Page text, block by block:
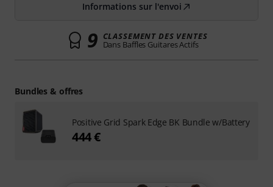
Informations sur l'envoi
9 CLASSEMENT DES VENTES
Dans Baffles Guitares Actifs
Bundles & offres
Positive Grid Spark Edge BK Bundle w/Battery
444 €